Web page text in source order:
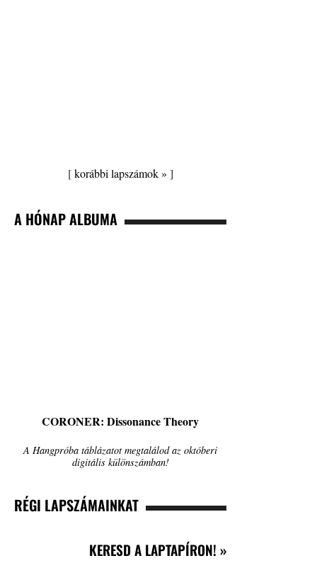
[korábbi lapszámok » ]
A HÓNAP ALBUMA
CORONER: Dissonance Theory
A Hangpróba táblázatot megtalálod az októberi
digitális különszámban!
RÉGI LAPSZÁMAINKAT
KERESD A LAPTAPÍRON! »